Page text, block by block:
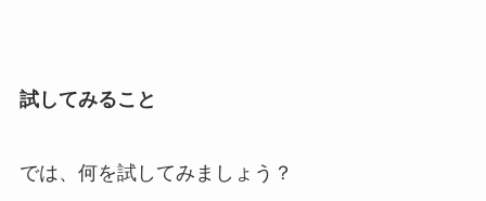
試してみること
では、何を試してみましょう？